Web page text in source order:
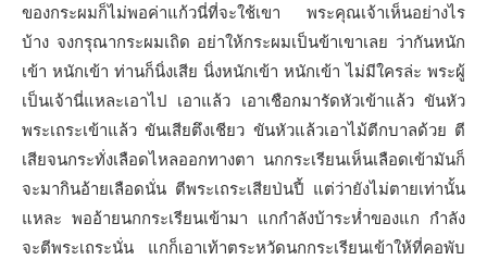
ของกระผมก็ไม่พอค่าแก้วนี่ที่จะใช้เขา พระคุณเจ้าเห็นอย่างไร
บ้าง จงกรุณากระผมเถิด อย่าให้กระผมเป็นข้าเขาเลย ว่ากันหนัก
เข้า หนักเข้า ท่านก็นิ่งเสีย นิ่งหนักเข้า หนักเข้า ไม่มีใครล่ะ พระผู้
เป็นเจ้านี่แหละเอาไป เอาแล้ว เอาเชือกมารัดหัวเข้าแล้ว ขันหัว
พระเถระเข้าแล้ว ขันเสียตึงเชียว ขันหัวแล้วเอาไม้ตีกบาลด้วย ตี
เสียจนกระทั่งเลือดไหลออกทางตา นกกระเรียนเห็นเลือดเข้ามันก็
จะมากินอ้ายเลือดนั่น ตีพระเถระเสียป่นปี้ แต่ว่ายังไม่ตายเท่านั้น
แหละ พออ้ายนกกระเรียนเข้ามา แกกำลังบ้าระห่ำของแก กำลัง
จะตีพระเถระนั่น แกก็เอาเท้าตระหวัดนกกระเรียนเข้าให้ที่คอพับ